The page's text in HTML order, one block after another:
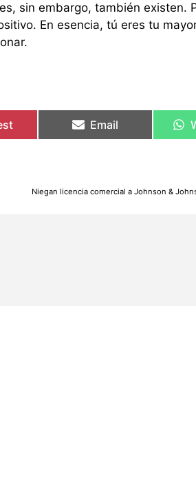
sin embargo, también existen.
En esencia, tú eres tu
Email
Niegan licencia comercial a Johnson &